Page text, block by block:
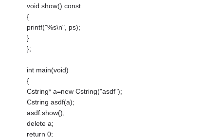
void show() const
{
printf("%s\n", ps);
}
};
int main(void)
{
Cstring* a=new Cstring("asdf");
Cstring asdf(a);
asdf.show();
delete a;
return 0;